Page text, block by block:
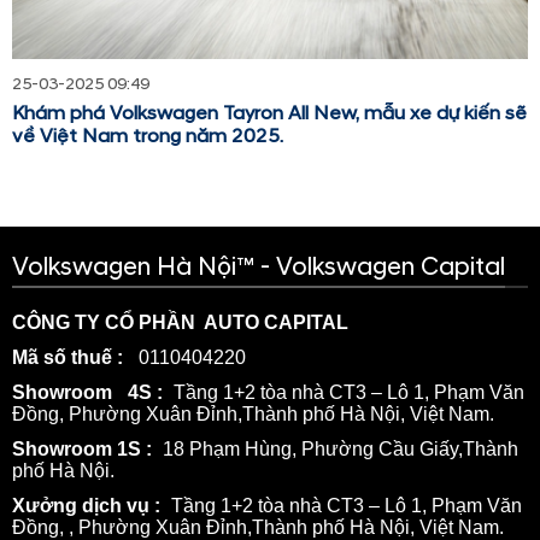
25-03-2025 09:49
Khám phá Volkswagen Tayron All New, mẫu xe dự kiến sẽ
về Việt Nam trong năm 2025.
Volkswagen Hà Nội™ - Volkswagen Capital
CÔNG TY CỔ PHẦN AUTO CAPITAL
Mã số thuế :
0110404220
Showroom
4S : Tầng 1+2 tòa nhà CT3 – Lô 1, Phạm Văn
Đồng, Phường Xuân Đỉnh,Thành phố Hà Nội, Việt Nam.
Showroom 1S :
18 Phạm Hùng, Phường Cầu Giấy,Thành
phố Hà Nội.
Xưởng dịch vụ : Tầng 1+2 tòa nhà CT3 – Lô 1, Phạm Văn
Đồng, , Phường Xuân Đỉnh,Thành phố Hà Nội, Việt Nam.